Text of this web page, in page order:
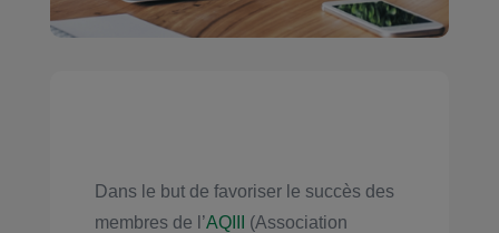
Dans le but de favoriser le succès des
membres de l’AQIII
(Association